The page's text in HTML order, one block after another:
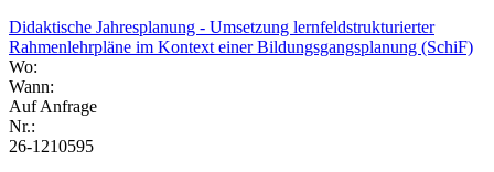
Didaktische Jahresplanung - Umsetzung lernfeldstrukturierter
Rahmenlehrpläne im Kontext einer Bildungsgangsplanung (SchiF)
Wo:
Wann:
Auf Anfrage
Nr.:
26-1210595